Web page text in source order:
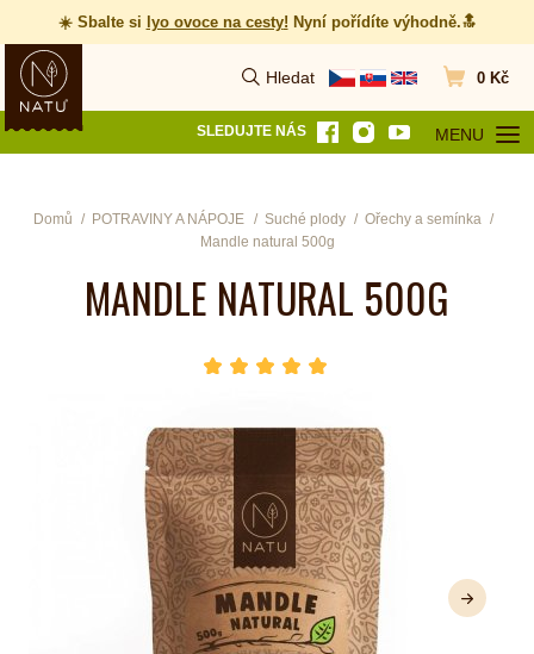
☀️ Sbalte si lyo ovoce na cesty! Nyní pořídíte výhodně.🔝
Hledat
Vyhledat Přejít do
0 Kč
SLEDUJTE NÁS MENU
OTEVŘÍT
Domů POTRAVINY A NÁPOJE Suché plody
Ořechy a semínka
Mandle natural 500g
MANDLE NATURAL 500G
hvězda 1
hvězda 2
hvězda 3hvězda 4
Další